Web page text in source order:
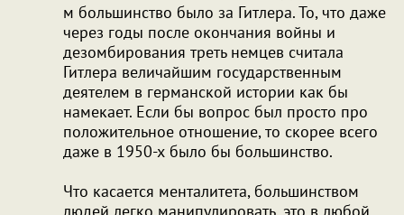
м большинство было за Гитлера. То, что даже
через годы после окончания войны и
дезомбирования треть немцев считала
Гитлера величайшим государственным
деятелем в германской истории как бы
намекает. Если бы вопрос был просто про
положительное отношение, то скорее всего
даже в 1950-х было бы большинство.
Что касается менталитета, большинством